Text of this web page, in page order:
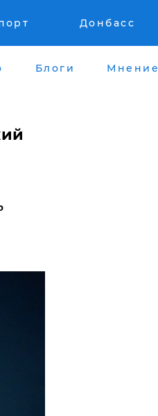
Донбасс
Блоги Мнение